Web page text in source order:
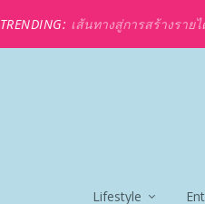
TRENDING: เส้นทางสู่การสร้างราย
Lifestyle